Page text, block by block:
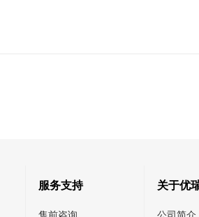
服务支持
售前咨询
关于优
公司简介